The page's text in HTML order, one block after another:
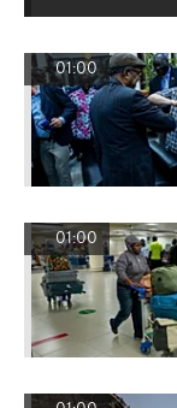
01:00
01:00